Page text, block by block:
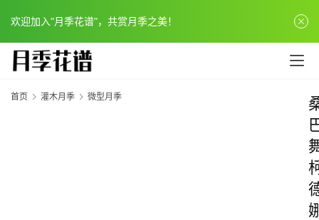
欢迎加入“月季花谱”，共赏月季之美！
首页 灌木月季 微型月季